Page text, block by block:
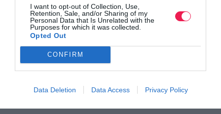
I want to opt-out of Collection, Use,
Retention, Sale, and/or Sharing of my
Personal Data that Is Unrelated with the
Purposes for which it was collected.
Opted Out
CONFIRM
Data Deletion Data Access Privacy Policy